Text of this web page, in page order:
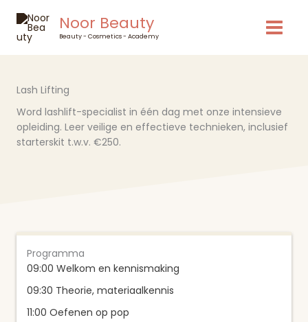
naar
Noor Beauty
Beauty - Cosmetics - Academy
Lash Lifting
Word lashlift-specialist in één dag met onze intensieve
opleiding. Leer veilige en effectieve technieken, inclusief
starterskit t.w.v. €250.
Programma
09:00 Welkom en kennismaking
09:30 Theorie, materiaalkennis
11:00 Oefenen op pop